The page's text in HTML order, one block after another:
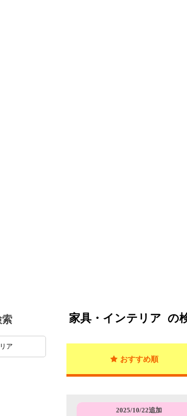
索 家具・インテリア の
おすすめ順
2025/10/22追加